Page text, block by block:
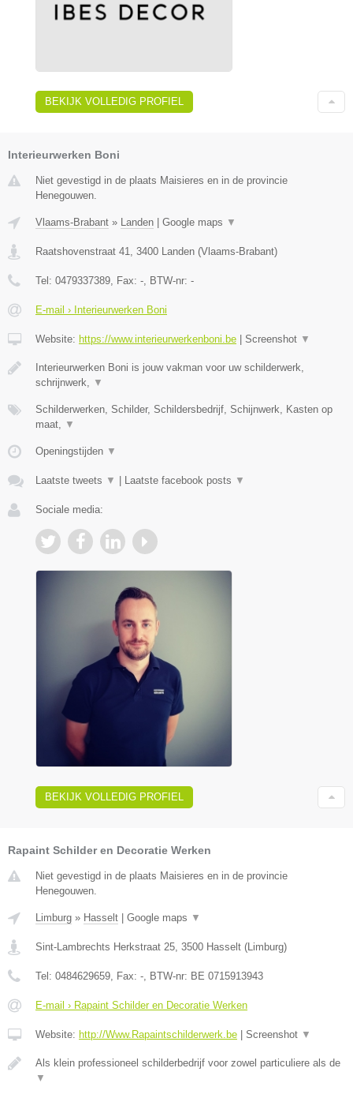
BEKIJK VOLLEDIG PROFIEL
Interieurwerken Boni
Niet gevestigd in de plaats Maisieres en in de provincie
Henegouwen.
Vlaams-Brabant » Landen Google maps ▼
Raatshovenstraat 41, 3400 Landen (Vlaams-Brabant)
Tel: 0479337389, Fax: -, BTW-nr: -
E-mail › Interieurwerken Boni
Website: https://www.interieurwerkenboni.be Screenshot ▼
Interieurwerken Boni is jouw vakman voor uw schilderwerk,
schrijnwerk, ▼
Schilderwerken, Schilder, Schildersbedrijf, Schijnwerk, Kasten op
maat, ▼
Openingstijden ▼
Laatste tweets ▼ Laatste facebook posts ▼
Sociale media:
BEKIJK VOLLEDIG PROFIEL
Rapaint Schilder en Decoratie Werken
Niet gevestigd in de plaats Maisieres en in de provincie
Henegouwen.
Limburg » Hasselt Google maps ▼
Sint-Lambrechts Herkstraat 25, 3500 Hasselt (Limburg)
Tel: 0484629659, Fax: -, BTW-nr: BE 0715913943
E-mail › Rapaint Schilder en Decoratie Werken
Website: http://Www.Rapaintschilderwerk.be Screenshot ▼
Als klein professioneel schilderbedrijf voor zowel particuliere als de
▼